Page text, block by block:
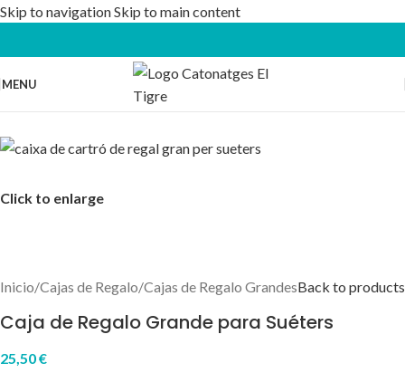
Skip to navigationSkip to main content
MENU
Click to enlarge
Inicio/Cajas de Regalo/Cajas de Regalo GrandesBack to products
Caja de Regalo Grande para Suéters
25,50€